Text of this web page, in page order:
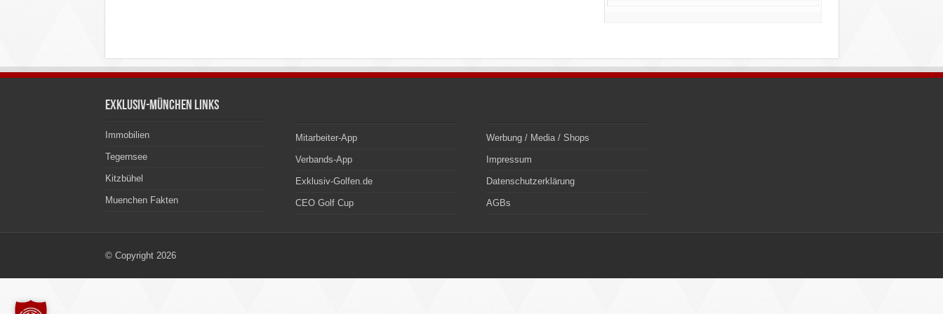
Exklusiv-München Links
Immobilien
Tegernsee
Kitzbühel
Muenchen Fakten
Mitarbeiter-App
Verbands-App
Exklusiv-Golfen.de
CEO Golf Cup
Werbung / Media / Shops
Impressum
Datenschutzerklärung
AGBs
© Copyright 2026